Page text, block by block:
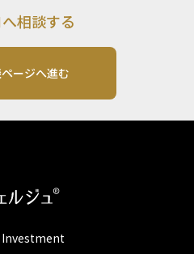
相談する
ージへ進む
Investment